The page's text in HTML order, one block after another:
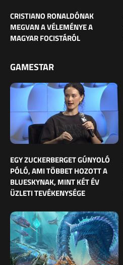
CRISTIANO RONALDÓNAK
MEGVAN A VÉLEMÉNYE A
MAGYAR FOCISTÁRÓL
GAMESTAR
EGY ZUCKERBERGET GÚNYOLÓ
PÓLÓ, AMI TÖBBET HOZOTT A
BLUESKYNAK, MINT KÉT ÉV
ÜZLETI TEVÉKENYSÉGE